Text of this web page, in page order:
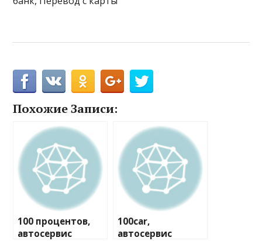
Похожие Записи:
100 процентов,
автосервис
100car,
автосервис